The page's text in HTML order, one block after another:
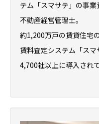
テム「スマサテ」の事
不動産経営管理士。
約1,200万戸の賃貸住宅
賃料査定システム「ス
4,700社以上に導入されて